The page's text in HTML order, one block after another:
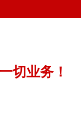
切业务！